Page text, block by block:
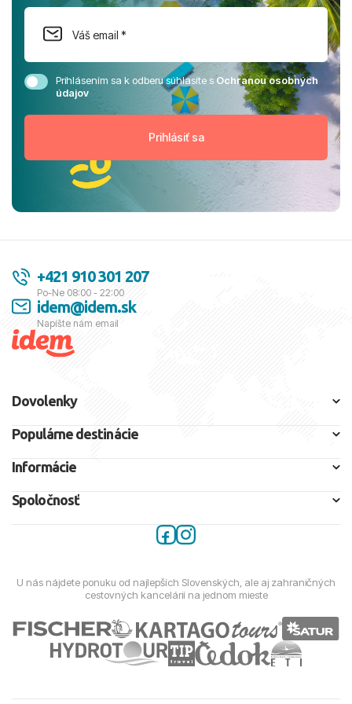
Prihlásením sa k odberu súhlasíte sOchranou osobných
údajov
+421 910 301 207
Po-Ne 08:00 - 22:00
idem@idem.sk
Napíšte nám email
Dovolenky
Populárne destinácie
Informácie
Spoločnosť
U nás nájdete ponuku od najlepších Slovenských, ale aj zahraničných
cestovných kancelárií na jednom mieste